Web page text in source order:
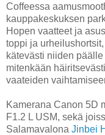
Coffeessa
kauppakeskuksen
Hopen vaatteet ja
toppi ja
kätevästi niiden
mitenkään
vaateiden
Kamerana Canon 5D
F1.2 L USM, sekä
Salamavalona Jinbei